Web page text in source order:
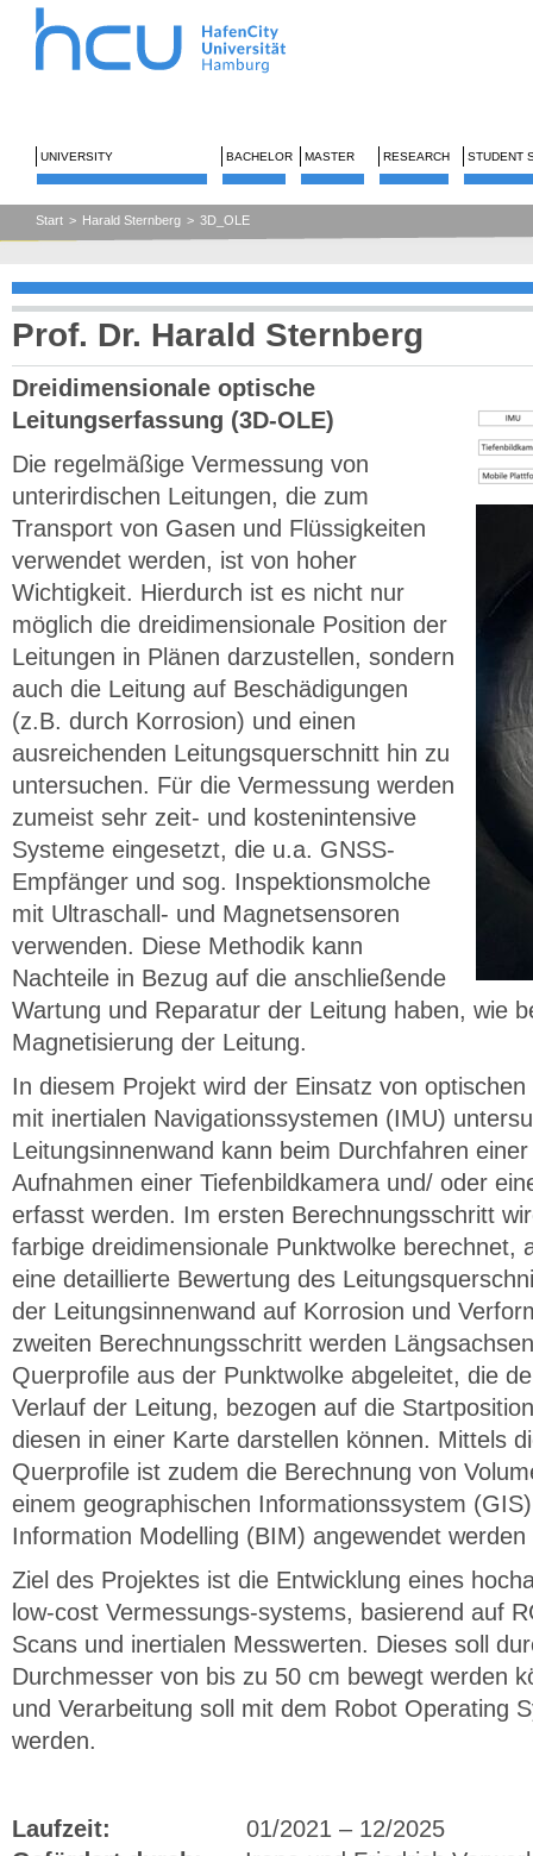
UNIVERSITY BACHELOR MASTER RESEARCH STUDENT
Start > Harald Sternberg > 3D_OLE
Prof. Dr. Harald Sternberg
Dreidimensionale optische
Leitungserfassung (3D-OLE)
Die regelmäßige Vermessung von
unterirdischen Leitungen, die zum
Transport von Gasen und Flüssigkeiten
verwendet werden, ist von hoher
Wichtigkeit. Hierdurch ist es nicht nur
möglich die dreidimensionale Position der
Leitungen in Plänen darzustellen, sondern
auch die Leitung auf Beschädigungen
(z.B. durch Korrosion) und einen
ausreichenden Leitungsquerschnitt hin zu
untersuchen. Für die Vermessung werden
zumeist sehr zeit- und kostenintensive
Systeme eingesetzt, die u.a. GNSS-
Empfänger und sog. Inspektionsmolche
mit Ultraschall- und Magnetsensoren
verwenden. Diese Methodik kann
Nachteile in Bezug auf die anschließende
Wartung und Reparatur der Leitung haben, wie
Magnetisierung der Leitung.
In diesem Projekt wird der Einsatz von
mit inertialen Navigationssystemen (IMU)
Leitungsinnenwand kann beim Durchfahren
Aufnahmen einer Tiefenbildkamera und/ oder
erfasst werden. Im ersten Berechnungsschritt
farbige dreidimensionale Punktwolke berechnet,
eine detaillierte Bewertung des
der Leitungsinnenwand auf Korrosion und
zweiten Berechnungsschritt werden
Querprofile aus der Punktwolke abgeleitet, die
Verlauf der Leitung, bezogen auf die
diesen in einer Karte darstellen können. Mittels
Querprofile ist zudem die Berechnung von
einem geographischen Informationssystem
Information Modelling (BIM) angewendet werden
Ziel des Projektes ist die Entwicklung eines
low-cost Vermessungs-systems, basierend auf
Scans und inertialen Messwerten. Dieses soll
Durchmesser von bis zu 50 cm bewegt werden
und Verarbeitung soll mit dem Robot Operating
werden.
Laufzeit: 01/2021 – 12/2025